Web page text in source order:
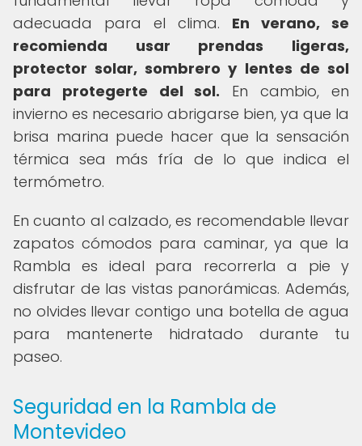
adecuada para el clima. En verano, se
recomienda usar prendas ligeras,
protector solar, sombrero y lentes de sol
para protegerte del sol. En cambio, en
invierno es necesario abrigarse bien, ya que la
brisa marina puede hacer que la sensación
térmica sea más fría de lo que indica el
termómetro.
En cuanto al calzado, es recomendable llevar
zapatos cómodos para caminar, ya que la
Rambla es ideal para recorrerla a pie y
disfrutar de las vistas panorámicas. Además,
no olvides llevar contigo una botella de agua
para mantenerte hidratado durante tu
paseo.
Seguridad en la Rambla de
Montevideo